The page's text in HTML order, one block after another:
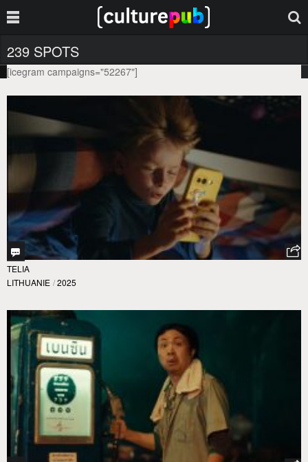
239 SPOTS
[icegram campaigns="52267"]
TELIA
LITHUANIE / 2025